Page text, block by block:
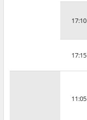
17:10
17:15
11:05